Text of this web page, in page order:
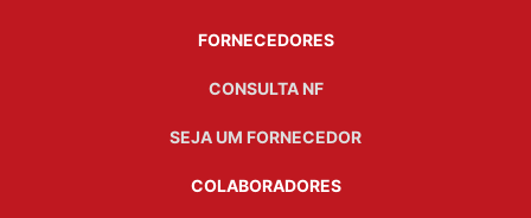
FORNECEDORES
CONSULTA NF
SEJA UM FORNECEDOR
COLABORADORES